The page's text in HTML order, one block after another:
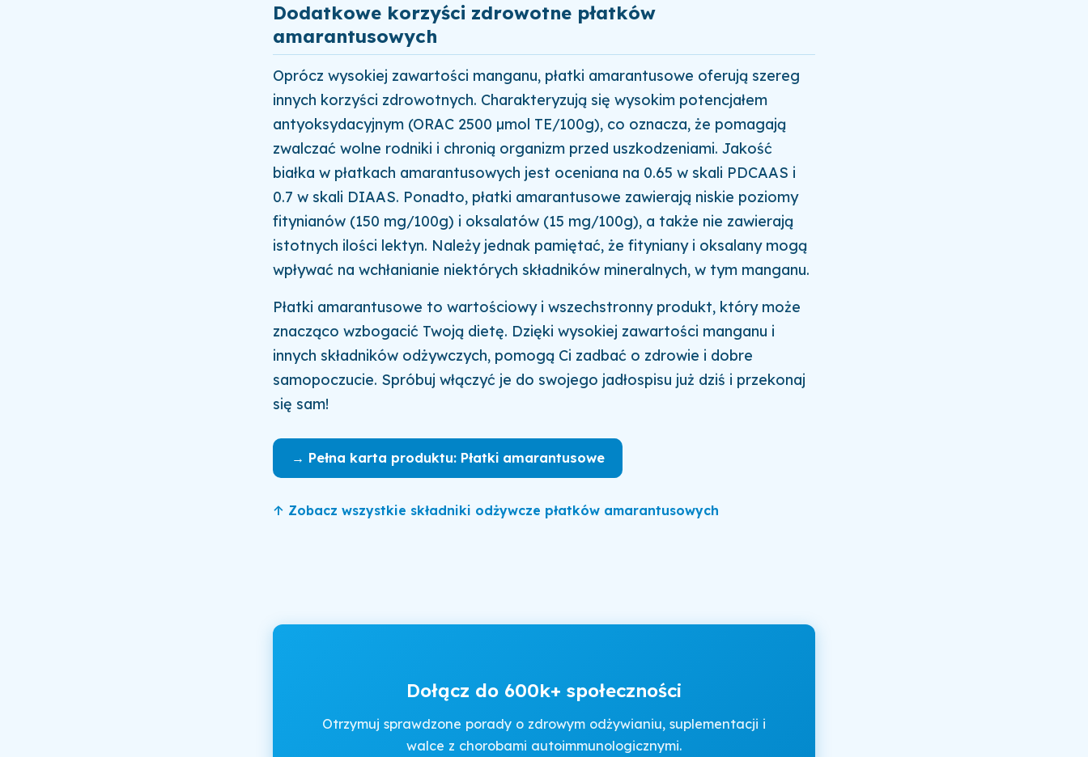
Dodatkowe korzyści zdrowotne płatków
amarantusowych
Oprócz wysokiej zawartości manganu, płatki amarantusowe oferują szereg
innych korzyści zdrowotnych. Charakteryzują się wysokim potencjałem
antyoksydacyjnym (ORAC 2500 µmol TE/100g), co oznacza, że pomagają
zwalczać wolne rodniki i chronią organizm przed uszkodzeniami. Jakość
białka w płatkach amarantusowych jest oceniana na 0.65 w skali PDCAAS i
0.7 w skali DIAAS. Ponadto, płatki amarantusowe zawierają niskie poziomy
fitynianów (150 mg/100g) i oksalatów (15 mg/100g), a także nie zawierają
istotnych ilości lektyn. Należy jednak pamiętać, że fityniany i oksalany mogą
wpływać na wchłanianie niektórych składników mineralnych, w tym manganu.
Płatki amarantusowe to wartościowy i wszechstronny produkt, który może
znacząco wzbogacić Twoją dietę. Dzięki wysokiej zawartości manganu i
innych składników odżywczych, pomogą Ci zadbać o zdrowie i dobre
samopoczucie. Spróbuj włączyć je do swojego jadłospisu już dziś i przekonaj
się sam!
→ Pełna karta produktu: Płatki amarantusowe
↑ Zobacz wszystkie składniki odżywcze płatków amarantusowych
Dołącz do 600k+ społeczności
Otrzymuj sprawdzone porady o zdrowym odżywianiu, suplementacji i
walce z chorobami autoimmunologicznymi.